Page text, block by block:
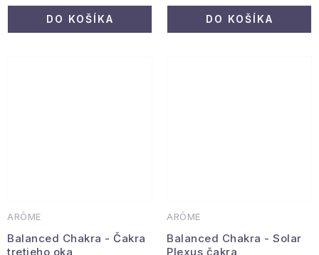
DO KOŠÍKA DO KOŠÍKA
ARÔME
Balanced Chakra - Čakra
tretieho oka
ARÔME
Balanced Chakra - Solar
Plexus čakra